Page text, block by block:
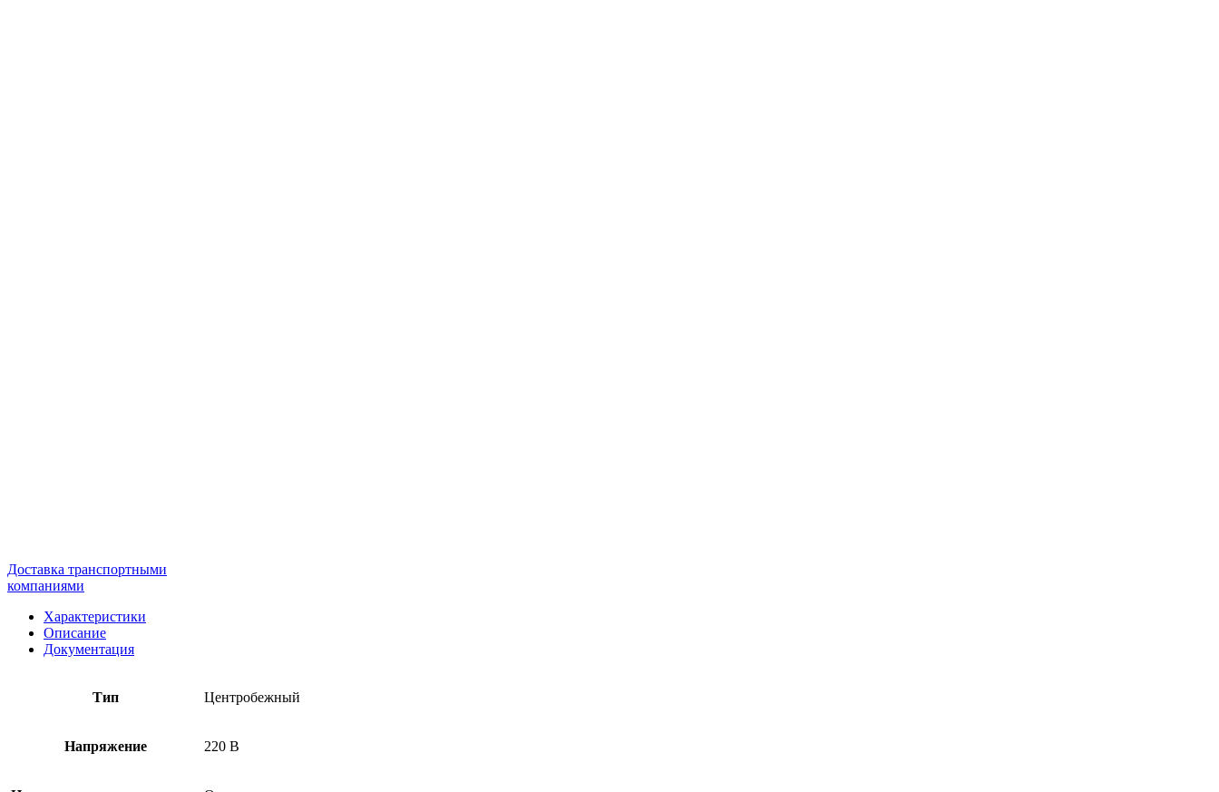
Доставка транспортными
компаниями
Характеристики
Описание
Документация
Тип Центробежный
Напряжение 220 В